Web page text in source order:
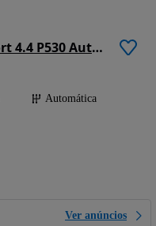
Land Rover Range Rover Sport 4.4 P530 Autobiography
Automática
Ver anúncios